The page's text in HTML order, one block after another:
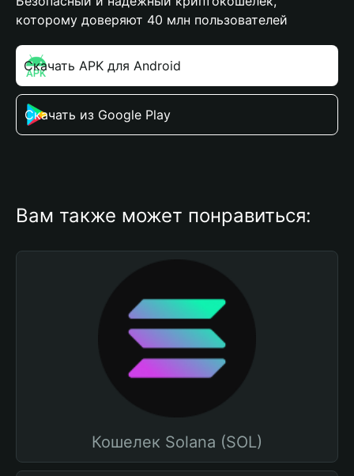
которому доверяют 40 млн пользователей
Скачать APK для Android
Скачать из Google Play
Вам также может понравиться:
Кошелек Solana (SOL)